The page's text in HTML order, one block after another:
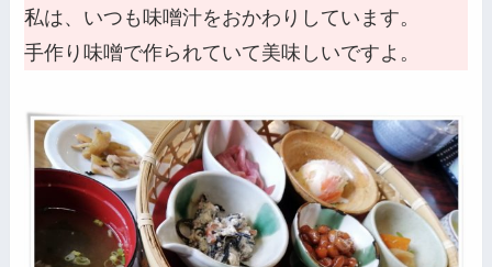
私は、いつも味噌汁をおかわりしています。
手作り味噌で作られていて美味しいですよ。